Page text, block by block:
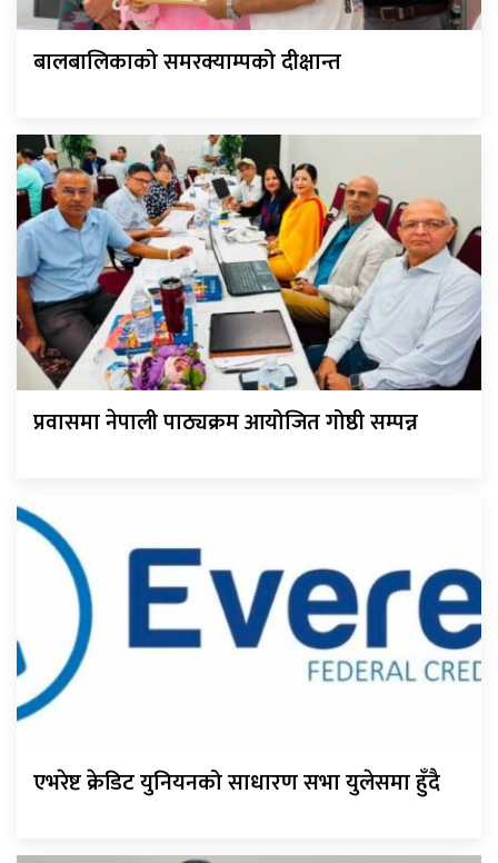
बालबालिकाको समरक्याम्पको दीक्षान्त
प्रवासमा नेपाली पाठ्यक्रम आयोजित गोष्ठी सम्पन्न
एभरेष्ट क्रेडिट युनियनको साधारण सभा युलेसमा हुँदै